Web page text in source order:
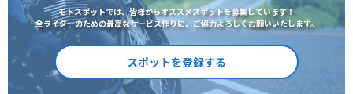
モトスポットでは、皆様からオススメスポットを募集しています！
全ライダーのための最高なサービス作りに、ご協力よろしくお願いいたします。
スポットを登録する